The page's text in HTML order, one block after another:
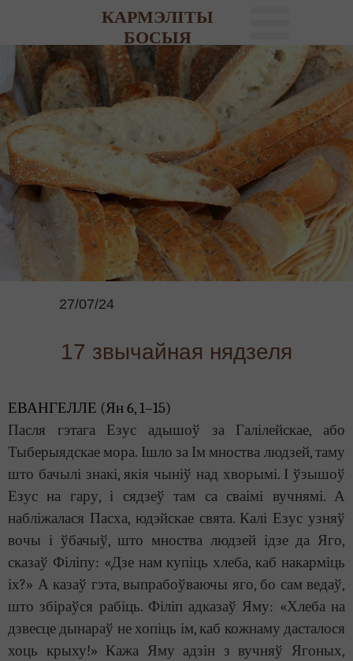
27/07/24
17 звычайная нядзеля
ЕВАНГЕЛЛЕ (Ян 6, 1–15)
Пасля гэтага Езус адышоў за Галілейскае, або
Тыберыядскае мора. Ішло за Ім мноства людзей, таму
што бачылі знакі, якія чыніў над хворымі. І ўзышоў
Езус на гару, і сядзеў там са сваімі вучнямі. А
набліжалася Пасха, юдэйскае свята. Калі Езус узняў
вочы і ўбачыў, што мноства людзей ідзе да Яго,
сказаў Філіпу: «Дзе нам купіць хлеба, каб накарміць
іх?» А казаў гэта, выпрабоўваючы яго, бо сам ведаў,
што збіраўся рабіць. Філіп адказаў Яму: «Хлеба на
дзвесце дынараў не хопіць ім, каб кожнаму дасталося
хоць крыху!» Кажа Яму адзін з вучняў Ягоных,
КАРМЭЛІТЫ
БОСЫЯ